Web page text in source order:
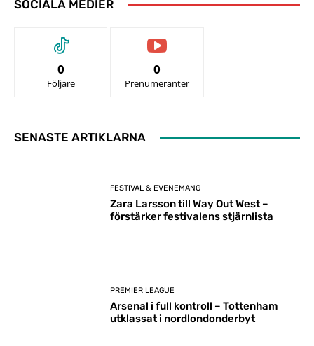
SOCIALA MEDIER
0
Följare
0
Prenumeranter
SENASTE ARTIKLARNA
FESTIVAL & EVENEMANG
Zara Larsson till Way Out West –
förstärker festivalens stjärnlista
PREMIER LEAGUE
Arsenal i full kontroll – Tottenham
utklassat i nordlondonderbyt